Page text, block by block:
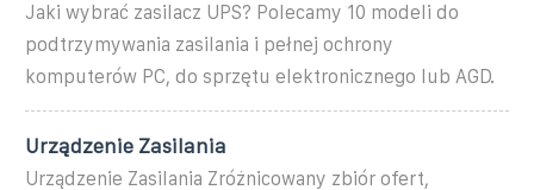
Jaki wybrać zasilacz UPS? Polecamy 10 modeli do
podtrzymywania zasilania i pełnej ochrony
komputerów PC, do sprzętu elektronicznego lub AGD.
Urządzenie Zasilania
Urządzenie Zasilania Zróżnicowany zbiór ofert,